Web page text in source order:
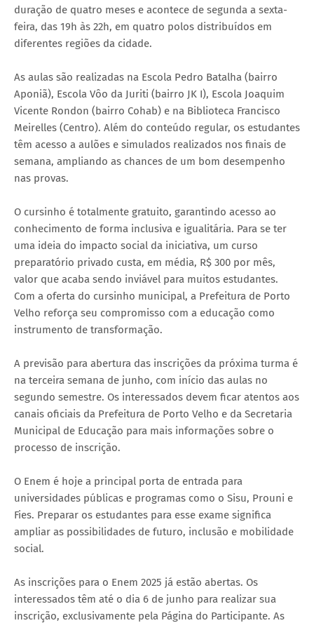
duração de quatro meses e acontece de segunda a sexta-
feira, das 19h às 22h, em quatro polos distribuídos em
diferentes regiões da cidade.
As aulas são realizadas na Escola Pedro Batalha (bairro
Aponiã), Escola Vôo da Juriti (bairro JK I), Escola Joaquim
Vicente Rondon (bairro Cohab) e na Biblioteca Francisco
Meirelles (Centro). Além do conteúdo regular, os estudantes
têm acesso a aulões e simulados realizados nos finais de
semana, ampliando as chances de um bom desempenho
nas provas.
O cursinho é totalmente gratuito, garantindo acesso ao
conhecimento de forma inclusiva e igualitária. Para se ter
uma ideia do impacto social da iniciativa, um curso
preparatório privado custa, em média, R$ 300 por mês,
valor que acaba sendo inviável para muitos estudantes.
Com a oferta do cursinho municipal, a Prefeitura de Porto
Velho reforça seu compromisso com a educação como
instrumento de transformação.
A previsão para abertura das inscrições da próxima turma é
na terceira semana de junho, com início das aulas no
segundo semestre. Os interessados devem ficar atentos aos
canais oficiais da Prefeitura de Porto Velho e da Secretaria
Municipal de Educação para mais informações sobre o
processo de inscrição.
O Enem é hoje a principal porta de entrada para
universidades públicas e programas como o Sisu, Prouni e
Fies. Preparar os estudantes para esse exame significa
ampliar as possibilidades de futuro, inclusão e mobilidade
social.
As inscrições para o Enem 2025 já estão abertas. Os
interessados têm até o dia 6 de junho para realizar sua
inscrição, exclusivamente pela Página do Participante. As